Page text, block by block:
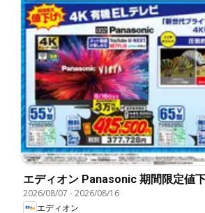
エディオン Panasonic 期間限定値下
2026/08/07 -2026/08/16
エディオン